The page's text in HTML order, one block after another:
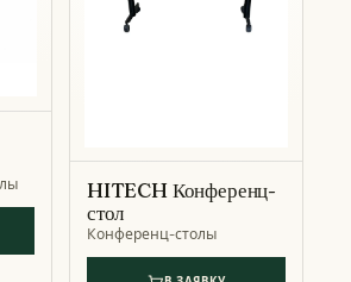
HITECH Конференц-
стол
Конференц-столы